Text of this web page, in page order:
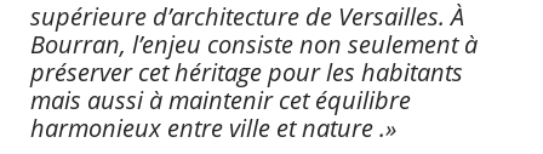
supérieure d’architecture de Versailles. À
Bourran, l’enjeu consiste non seulement à
préserver cet héritage pour les habitants
mais aussi à maintenir cet équilibre
harmonieux entre ville et nature .»